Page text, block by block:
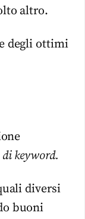
altro.
degli ottimi
di keyword.
diversi
buoni